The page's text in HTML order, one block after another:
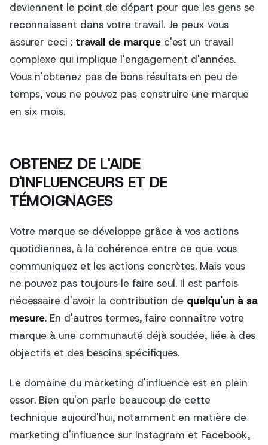
deviennent le point de départ pour que les gens se
reconnaissent dans votre travail. Je peux vous
assurer ceci : travail de marque c'est un travail
complexe qui implique l'engagement d'années.
Vous n'obtenez pas de bons résultats en peu de
temps, vous ne pouvez pas construire une marque
en six mois.
OBTENEZ DE L'AIDE
D'INFLUENCEURS ET DE
TÉMOIGNAGES
Votre marque se développe grâce à vos actions
quotidiennes, à la cohérence entre ce que vous
communiquez et les actions concrètes. Mais vous
ne pouvez pas toujours le faire seul. Il est parfois
nécessaire d'avoir la contribution de quelqu'un à sa
mesure. En d'autres termes, faire connaître votre
marque à une communauté déjà soudée, liée à des
objectifs et des besoins spécifiques.
Le domaine du marketing d'influence est en plein
essor. Bien qu'on parle beaucoup de cette
technique aujourd'hui, notamment en matière de
marketing d'influence sur Instagram et Facebook,